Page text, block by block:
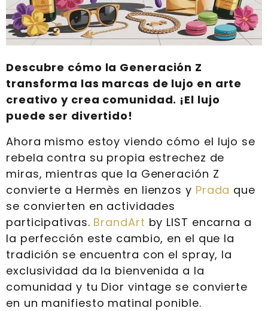
Descubre cómo la Generación Z
transforma las marcas de lujo en arte
creativo y crea comunidad. ¡El lujo
puede ser divertido!
Ahora mismo estoy viendo cómo el lujo se
rebela contra su propia estrechez de
miras, mientras que la Generación Z
convierte a Hermès en lienzos y Prada que
se convierten en actividades
participativas. BrandArt by LIST encarna a
la perfección este cambio, en el que la
tradición se encuentra con el spray, la
exclusividad da la bienvenida a la
comunidad y tu Dior vintage se convierte
en un manifiesto matinal ponible.